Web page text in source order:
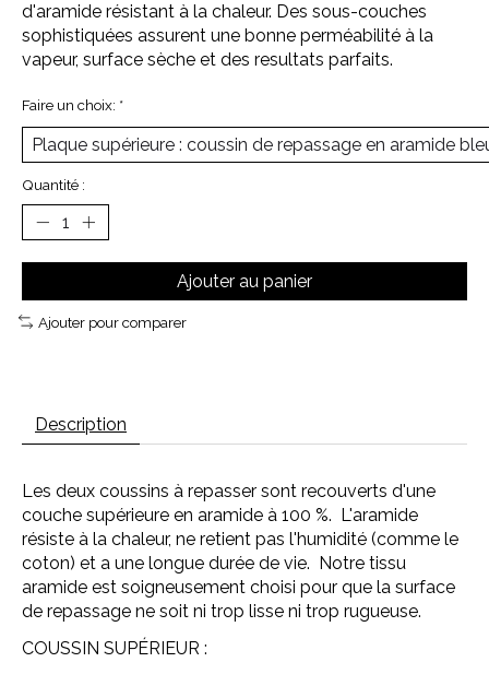
d'aramide résistant à la chaleur. Des sous-couches
sophistiquées assurent une bonne perméabilité à la
vapeur, surface sèche et des resultats parfaits.
Faire un choix: *
Quantité :
Ajouter au panier
Ajouter pour comparer
Description
Les deux coussins à repasser sont recouverts d'une
couche supérieure en aramide à 100 %. L'aramide
résiste à la chaleur, ne retient pas l'humidité (comme le
coton) et a une longue durée de vie. Notre tissu
aramide est soigneusement choisi pour que la surface
de repassage ne soit ni trop lisse ni trop rugueuse.
COUSSIN SUPÉRIEUR :